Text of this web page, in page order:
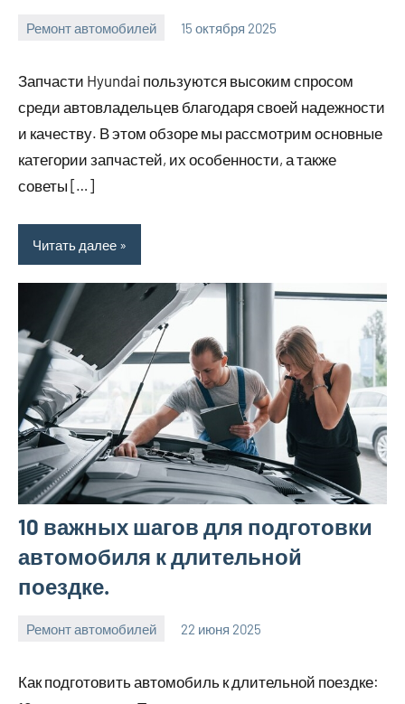
Ремонт автомобилей 15 октября 2025
Запчасти Hyundai пользуются высоким спросом
среди автовладельцев благодаря своей надежности
и качеству. В этом обзоре мы рассмотрим основные
категории запчастей, их особенности, а также
советы […]
Читать далее
10 важных шагов для подготовки
автомобиля к длительной
поездке.
Ремонт автомобилей 22 июня 2025
Как подготовить автомобиль к длительной поездке: